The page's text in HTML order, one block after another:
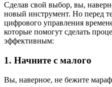
Сделав свой выбор, вы,
новый инструмент. Но перед
цифрового управления
которые помогут сделать
эффективным:
1. Начните с малого
Вы, наверное, не бежите